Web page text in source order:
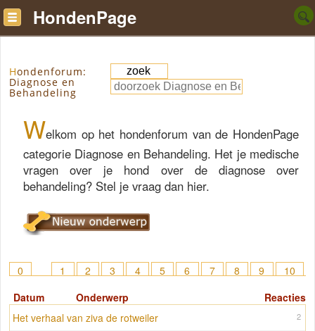
HondenPage
Hondenforum:
Diagnose en
Behandeling
Welkom op het hondenforum van de HondenPage
categorie Diagnose en Behandeling. Het je medische
vragen over je hond over de diagnose over
behandeling? Stel je vraag dan hier.
0 1 2 3 4 5 6 7 8 9
10
Reacties
Datum Onderwerp
2
Het verhaal van ziva de rotweiler